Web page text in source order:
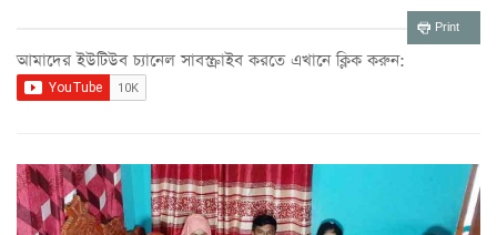
Print
আমাদের ইউটিউব চ্যানেল সাবস্ক্রাইব করতে এখানে ক্লিক করুন: